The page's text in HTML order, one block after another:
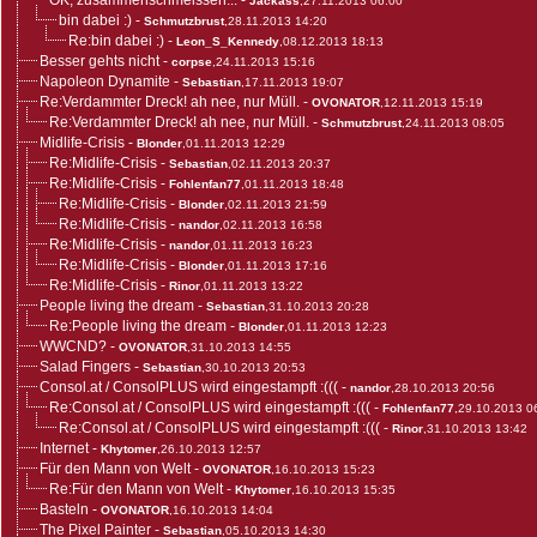
bin dabei :) - Schmutzbrust,28.11.2013 14:20
Re:bin dabei :) - Leon_S_Kennedy ,08.12.2013 18:13
Besser gehts nicht- corpse ,24.11.2013 15:16
Napoleon Dynamite - Sebastian ,17.11.2013 19:07
Re:Verdammter Dreck! ah nee, nur Müll. - OVONATOR ,12.11.2013 15:19
Re:Verdammter Dreck! ah nee, nur Müll. - Schmutzbrust,24.11.2013 08:05
Midlife-Crisis - Blonder ,01.11.2013 12:29
Re:Midlife-Crisis - Sebastian ,02.11.2013 20:37
Re:Midlife-Crisis - Fohlenfan77 ,01.11.2013 18:48
Re:Midlife-Crisis - Blonder ,02.11.2013 21:59
Re:Midlife-Crisis - nandor ,02.11.2013 16:58
Re:Midlife-Crisis - nandor ,01.11.2013 16:23
Re:Midlife-Crisis - Blonder ,01.11.2013 17:16
Re:Midlife-Crisis - Rinor ,01.11.2013 13:22
People living the dream - Sebastian ,31.10.2013 20:28
Re:People living the dream - Blonder ,01.11.2013 12:23
WWCND? - OVONATOR ,31.10.2013 14:55
Salad Fingers - Sebastian ,30.10.2013 20:53
Consol.at / ConsolPLUS wird eingestampft :((( - nandor ,28.10.2013 20:56
Re:Consol.at / ConsolPLUS wird eingestampft :((( - Fohlenfan77 ,29.10.2013
Re:Consol.at / ConsolPLUS wird eingestampft :((( - Rinor ,31.10.2013 13:42
Internet- Khytomer ,26.10.2013 12:57
Für den Mann von Welt- OVONATOR ,16.10.2013 15:23
Re:Für den Mann von Welt- Khytomer ,16.10.2013 15:35
Basteln - OVONATOR ,16.10.2013 14:04
The Pixel Painter - Sebastian ,05.10.2013 14:30